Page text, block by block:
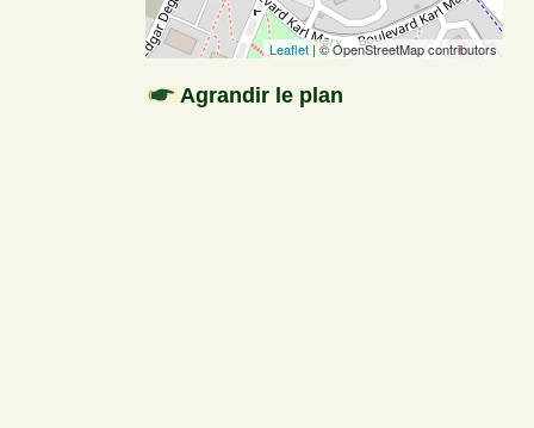
Leaflet | © OpenStreetMap contributors
Agrandir le plan